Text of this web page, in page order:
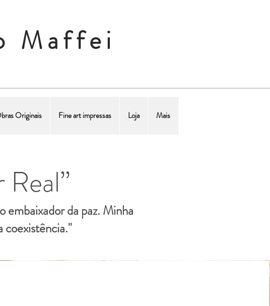
Maffei
Originais Fine art impressas Loja Mais
embaixador da paz. Minha
coexistência."